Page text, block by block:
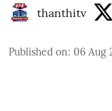
thanthitv
Published on: 06 Aug